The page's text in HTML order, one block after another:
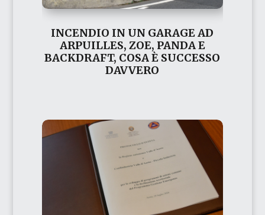
INCENDIO IN UN GARAGE AD
ARPUILLES, ZOE, PANDA E
BACKDRAFT, COSA È SUCCESSO
DAVVERO